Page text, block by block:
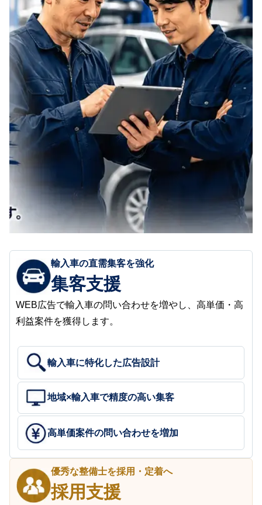
輸入車の直需集客を強化
集客支援
WEB広告で輸入車の問い合わせを増やし、高単価・高
利益案件を獲得します。
輸入車に特化した広告設計
地域×輸入車で精度の高い集客
高単価案件の問い合わせを増加
優秀な整備士を採用・定着へ
採用支援